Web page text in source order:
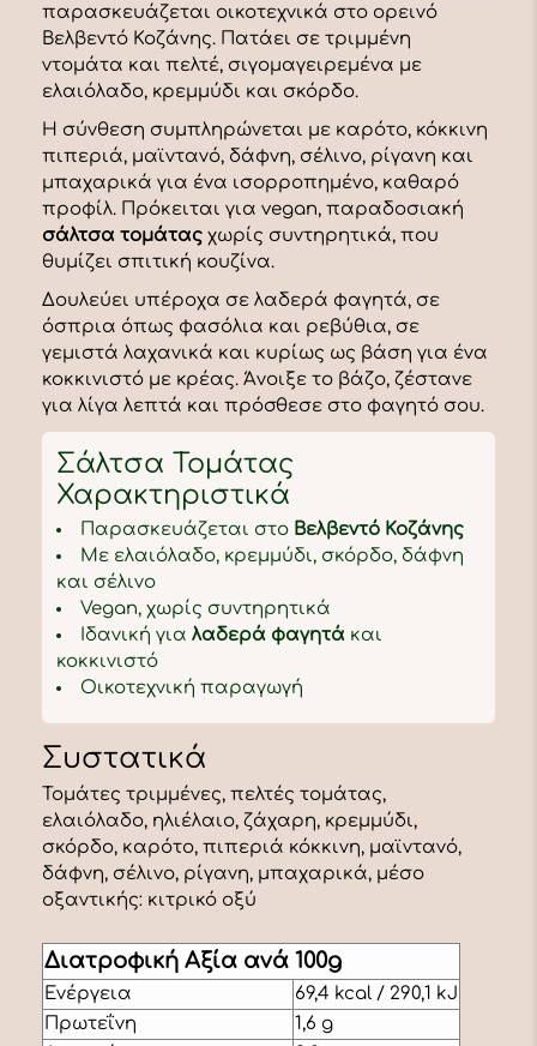
παρασκευάζεται οικοτεχνικά στο ορεινό
Βελβεντό Κοζάνης. Πατάει σε τριμμένη
ντομάτα και πελτέ, σιγομαγειρεμένα με
ελαιόλαδο, κρεμμύδι και σκόρδο.
Η σύνθεση συμπληρώνεται με καρότο, κόκκινη
πιπεριά, μαϊντανό, δάφνη, σέλινο, ρίγανη και
μπαχαρικά για ένα ισορροπημένο, καθαρό
προφίλ. Πρόκειται για vegan, παραδοσιακή
σάλτσα τομάτας χωρίς συντηρητικά, που
θυμίζει σπιτική κουζίνα.
Δουλεύει υπέροχα σε λαδερά φαγητά, σε
όσπρια όπως φασόλια και ρεβύθια, σε
γεμιστά λαχανικά και κυρίως ως βάση για ένα
κοκκινιστό με κρέας. Άνοιξε το βάζο, ζέστανε
για λίγα λεπτά και πρόσθεσε στο φαγητό σου.
Σάλτσα Τομάτας
Χαρακτηριστικά
Παρασκευάζεται στο Βελβεντό Κοζάνης
Με ελαιόλαδο, κρεμμύδι, σκόρδο, δάφνη
και σέλινο
Vegan, χωρίς συντηρητικά
Ιδανική για λαδερά φαγητά και
κοκκινιστό
Οικοτεχνική παραγωγή
Συστατικά
Τομάτες τριμμένες, πελτές τομάτας,
ελαιόλαδο, ηλιέλαιο, ζάχαρη, κρεμμύδι,
σκόρδο, καρότο, πιπεριά κόκκινη, μαϊντανό,
δάφνη, σέλινο, ρίγανη, μπαχαρικά, μέσο
οξαντικής: κιτρικό οξύ
Διατροφική Αξία ανά 100g
Ενέργεια
69,4 kcal / 290,1 kJ
Πρωτεΐνη
1,6 g